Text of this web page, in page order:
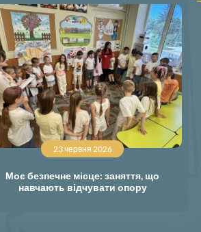
23 червня 2026
Моє безпечне місце: заняття, що
навчають відчувати опору